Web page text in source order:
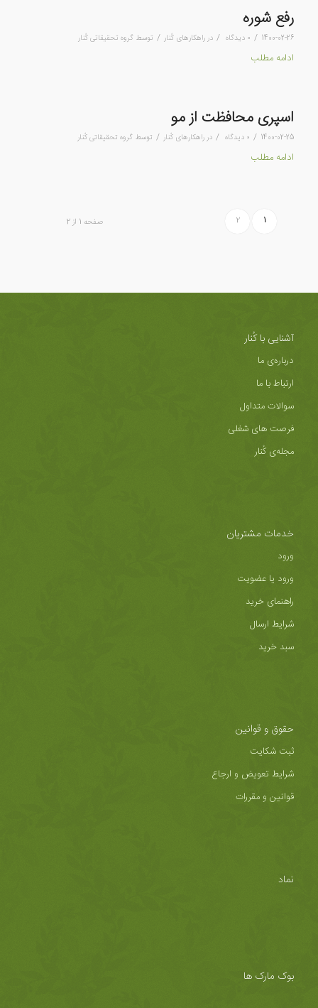
رفع شوره
1400-02-26
/ ۰ دیدگاه / در راهکارهای کُنار / توسط گروه تحقیقاتی کُنار
ادامه مطلب
اسپری محافظت از مو
1400-02-25
/ ۰ دیدگاه / در راهکارهای کُنار / توسط گروه تحقیقاتی کُنار
ادامه مطلب
صفحه 1 از 2 1
2
آشنایی با کُنار
درباره‌ی ما
ارتباط با ما
سوالات متداول
فرصت های شغلی
مجله‌ی کُنار
خدمات مشتریان
ورود
ورود یا عضویت
راهنمای خرید
شرایط ارسال
سبد خرید
حقوق و قوانین
ثبت شکایت
شرایط تعویض و ارجاع
قوانین و مقررات
نماد
بوک مارک ها